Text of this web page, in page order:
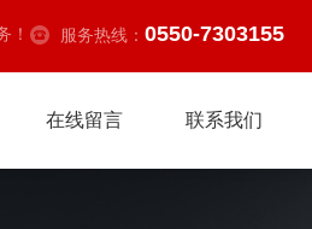
！ 服务热线： 0550-7303155
在线留言 联系我们